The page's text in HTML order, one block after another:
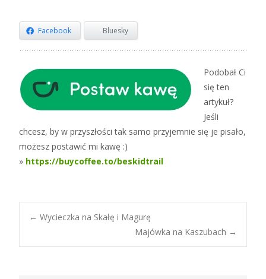
Facebook Bluesky
Podobał Ci
się ten
artykuł?
Jeśli
chcesz, by w przyszłości tak samo przyjemnie się je pisało,
możesz postawić mi kawę :)
» https://buycoffee.to/beskidtrail
Post
← Wycieczka na Skałę i Magurę
Majówka na Kaszubach →